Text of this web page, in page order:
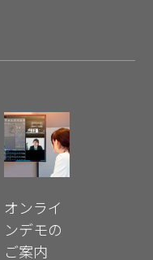
オンライ
ンデモの
ご案内